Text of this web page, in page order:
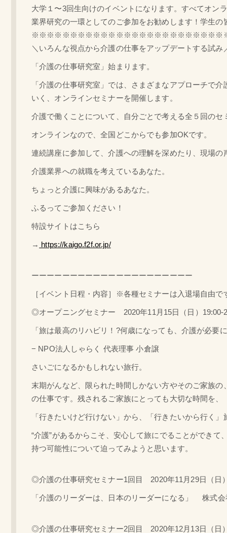
大学１〜3回生向けのイベントになります。すべてオン
業界研究の一環としてのご参加をお勧めします！学生
※※※※※ ※※※※※ ※※※※※ ※※※※※ ※※※※※
＼いろんな視点から介護の仕事をアップデートする試み
「介護の仕事研究室」始まります。
「介護の仕事研究室」では、さまざまなアプローチで
いく、オンラインセミナーを開催します。
介護で働くことについて、自分ごとで考える全５回のセ
オンラインなので、全国どこからでも参加OKです。
連続講座に参加して、介護への理解を深めたり、現場
介護業界への就職を考えているあなた。
ちょっと介護に興味があるあなた。
ふるってご参加ください！
特設サイトはこちら
→ https://kaigo.f2f.or.jp/
ーーーーーーーーーーーーーーーーーーーーー
［イベント日程・内容］※各種セミナーは入退場自由
◎オープニングセミナー 2020年11月15日（日）19:00-
「旅は最高のリハビリ！?何歳になっても、介護が必要
− NPO法人しゃらく 代表理事 小倉譲
さいごになるかもしれない旅行。
末期がんなど、限られた時間しかない方やそのご家族
の仕事です。残されるご家族にとっても大切な時間を
「行きたいけど行けない」から、「行きたいから行く」
“介護”があるからこそ、安心して旅にでることができ
持つ可能性について迫ってみようと思います。
◎介護の仕事研究セミナー1回目 2020年11月29日（日
「介護のリーダーは、日本のリーダーになる」 株式
◎介護の仕事研究セミナー2回目 2020年12月13日（日